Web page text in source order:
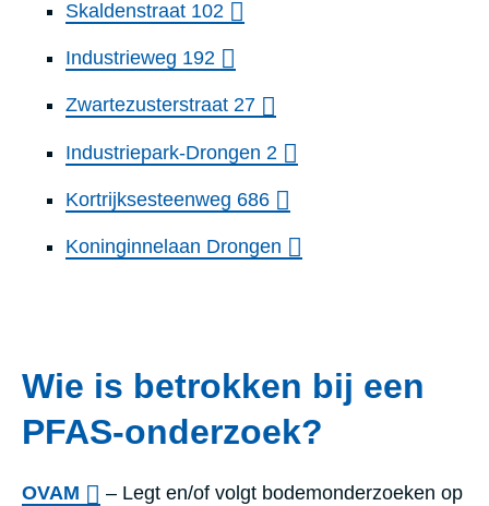
Skaldenstraat 102
Industrieweg 192
Zwartezusterstraat 27
Industriepark-Drongen 2
Kortrijksesteenweg 686
Koninginnelaan Drongen
Wie is betrokken bij een
PFAS-onderzoek?
OVAM
– Legt en/of volgt bodemonderzoeken op